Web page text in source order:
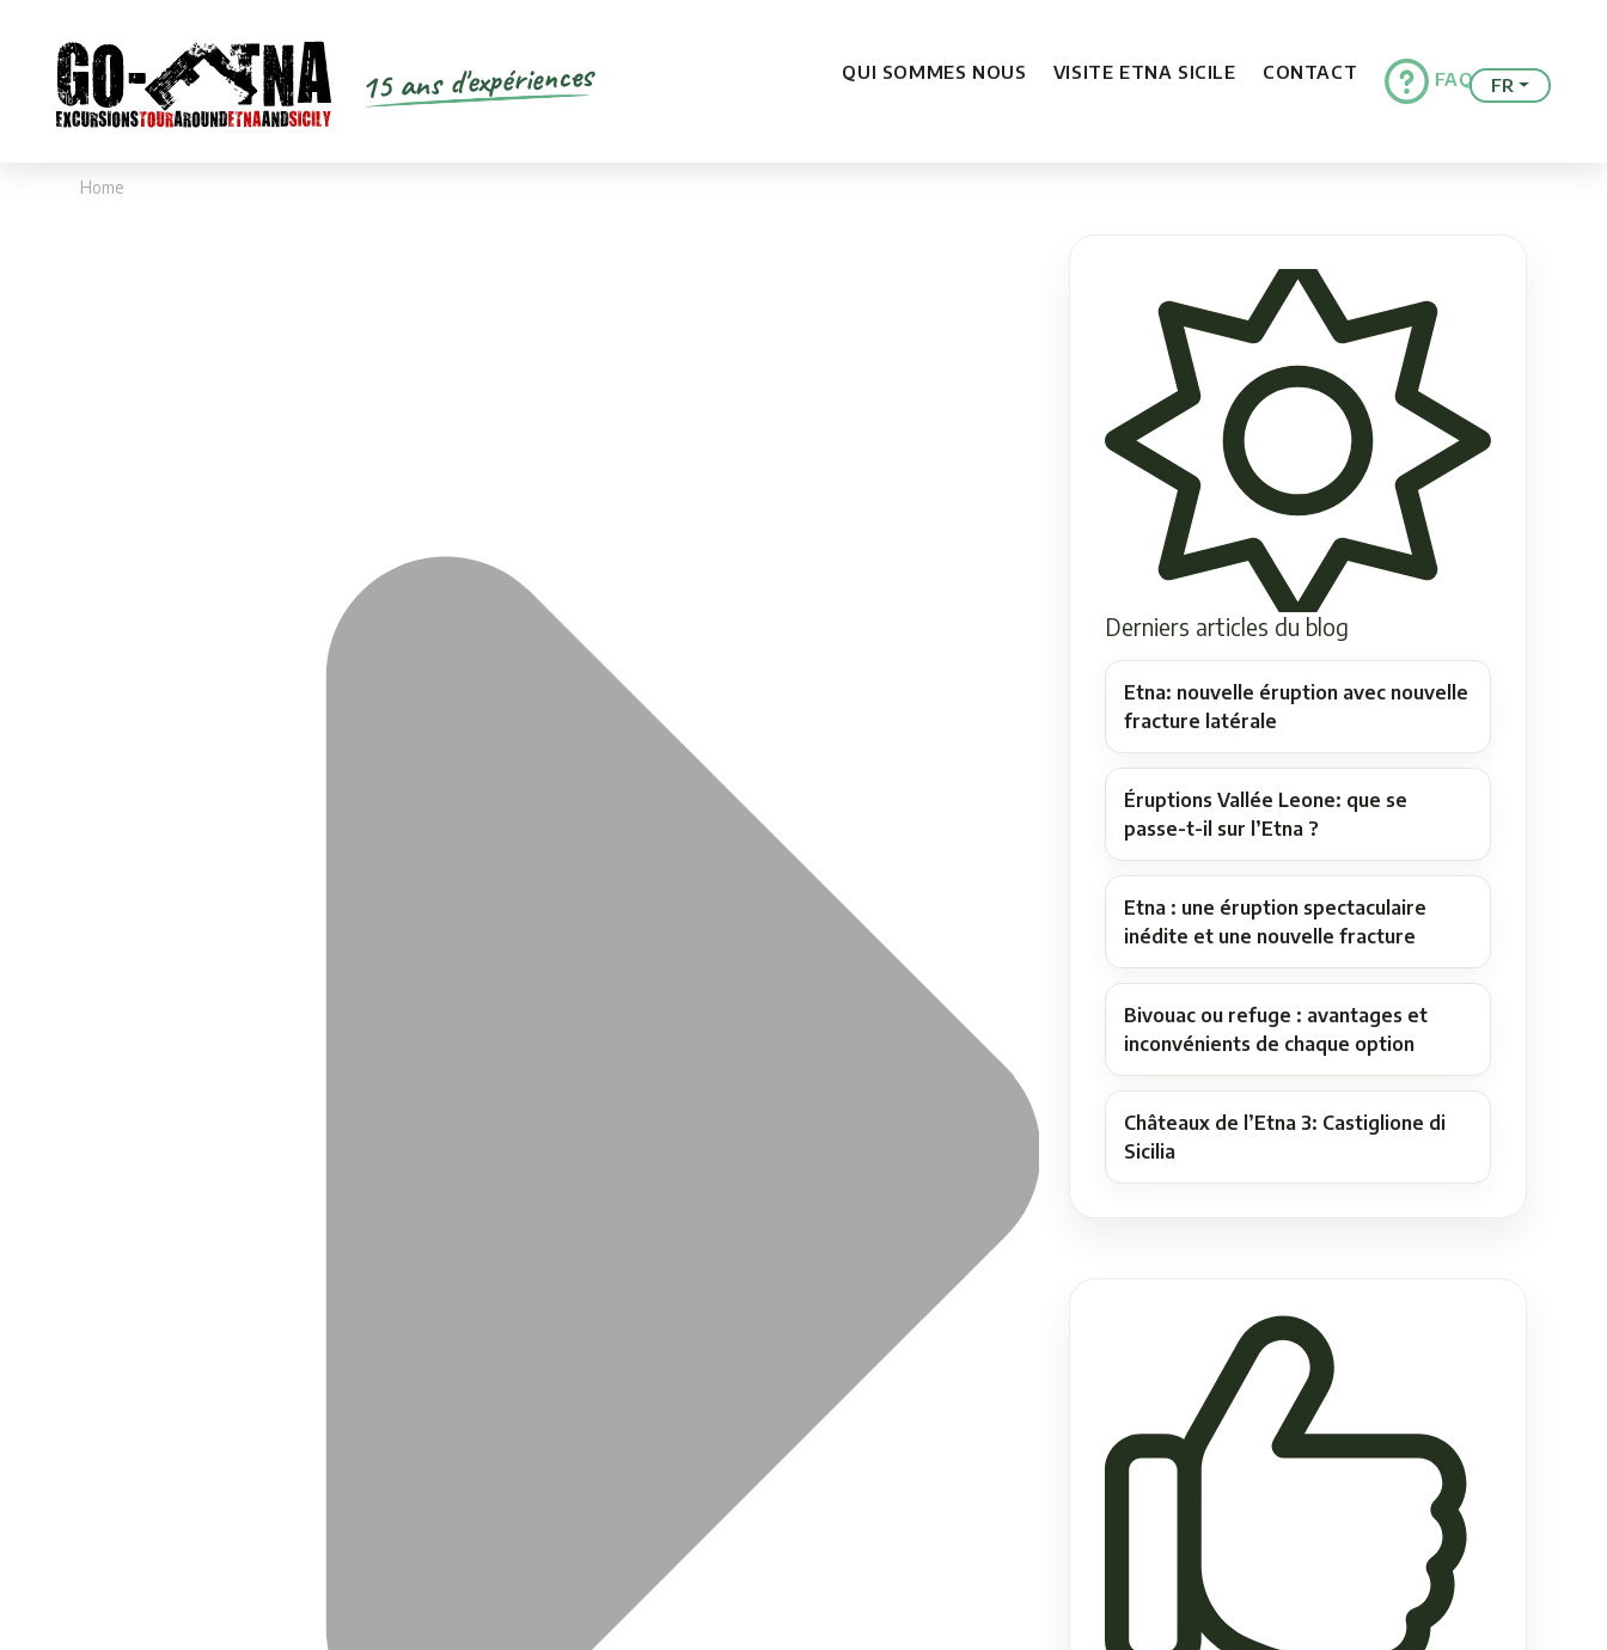
15 ans d'expériences QUI SOMMES NOUS VISITE ETNA SICILE CONTACT FAQ FR
Home
Derniers articles du blog
Etna: nouvelle éruption avec nouvelle
fracture latérale
Éruptions Vallée Leone: que se
passe-t-il sur l’Etna ?
Etna : une éruption spectaculaire
inédite et une nouvelle fracture
Bivouac ou refuge : avantages et
inconvénients de chaque option
Châteaux de l’Etna 3: Castiglione di
Sicilia